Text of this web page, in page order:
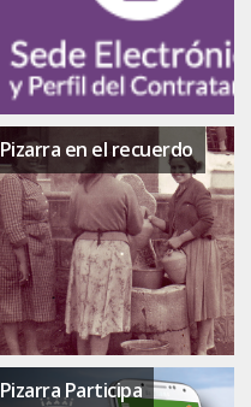
Pizarra en el recuerdo
Pizarra Participa